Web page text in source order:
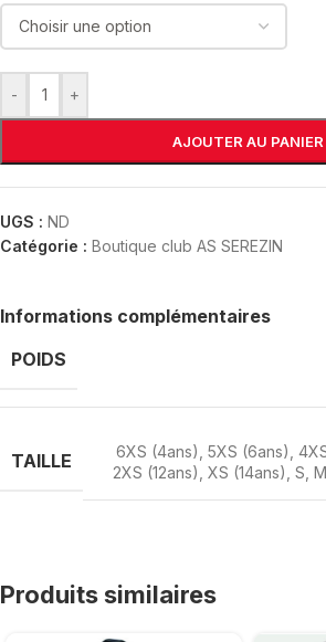
- +
AJOUTER AU PANIER
UGS : ND
Catégorie : Boutique club AS SEREZIN
Informations complémentaires
POIDS
TAILLE 6XS (4ans) 5XS (6ans)
2XS (12ans) XS (14ans) S M
Produits similaires